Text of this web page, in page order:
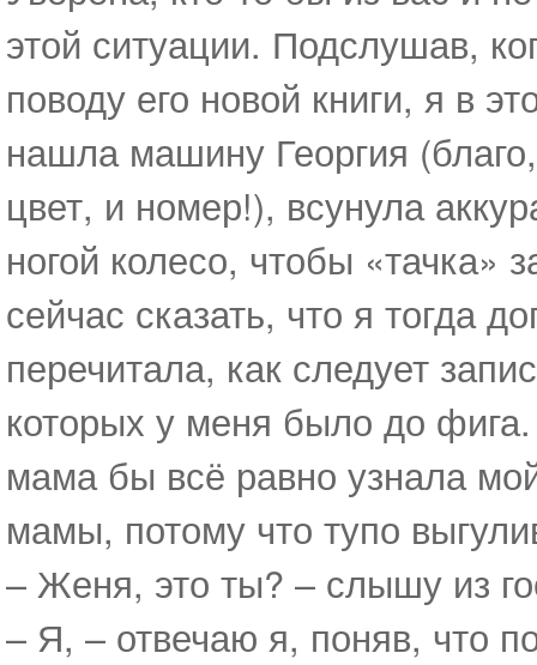
этой ситуации. Подслушав,
поводу его новой книги, я в
нашла машину Георгия
цвет, и номер!), всунула
ногой колесо, чтобы
сейчас сказать, что я тогда
перечитала, как следует
которых у меня было до
мама бы всё равно узнала
мамы, потому что тупо
– Женя, это ты? – слышу из
– Я, – отвечаю я, поняв, что